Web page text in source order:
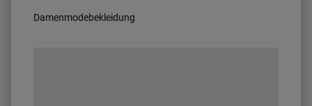
Damenmodebekleidung